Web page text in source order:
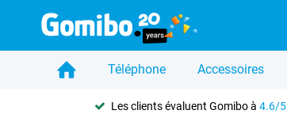
Téléphone Accessoires
Les clients évaluent Gomibo à4.6/5